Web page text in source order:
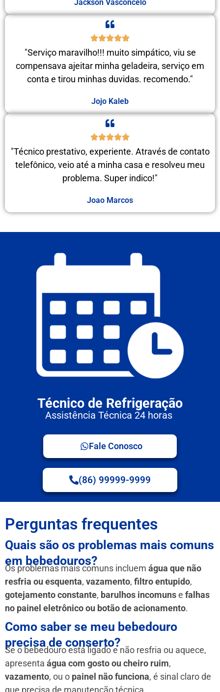
Jackson Vasconcelo
"Serviço maravilho!!! muito simpático, viu se
compensava ajeitar minha geladeira, serviço em
conta e tirou minhas duvidas. recomendo."
Jojo Kaleb
"Técnico prestativo, experiente. Através de contato
telefônico, veio até a minha casa e resolveu meu
problema. Super indico!"
Joao Marcos
Técnico de Refrigeração
Assistência Técnica 24 horas
Fale Conosco
(86) 99999-9999
Perguntas frequentes
Quais são os problemas mais comuns
em bebedouros?
Os problemas mais comuns incluem água que não
resfria ou esquenta, vazamento, filtro entupido,
gotejamento constante, barulhos incomunse falhas
no painel eletrônico ou botão de acionamento.
Como saber se meu bebedouro
precisa de conserto?
Se o bebedouro está ligado e não resfria ou aquece,
apresenta água com gosto ou cheiro ruim,
vazamento, ou o painel não funciona, é sinal claro de
que precisa de manutenção técnica.